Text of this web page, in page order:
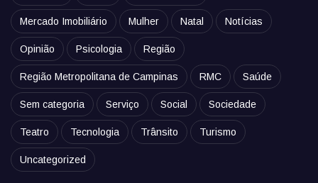
Mercado Imobiliário Mulher Natal Notícias
Opinião Psicologia Região
Região Metropolitana de Campinas RMC Saúde
Sem categoria Serviço Social Sociedade
Teatro Tecnologia Trânsito Turismo
Uncategorized